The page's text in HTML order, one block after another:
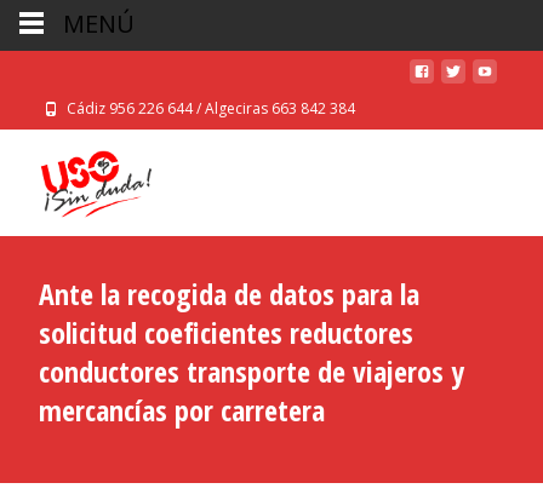
Cádiz 956 226 644 / Algeciras 663 842 384
Ante la recogida de datos para la
solicitud coeficientes reductores
conductores transporte de viajeros y
mercancías por carretera
MENÚ